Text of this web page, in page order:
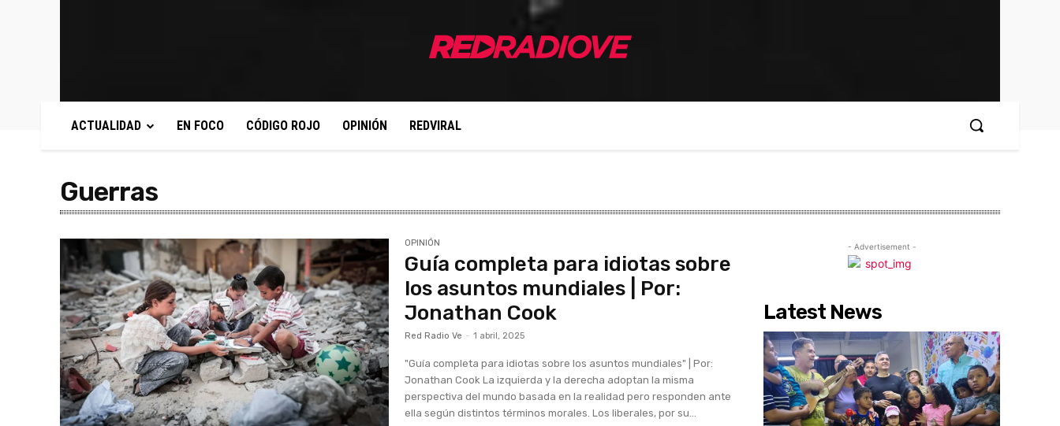
ACTUALIDAD EN FOCO CÓDIGO ROJO OPINIÓN REDVIRAL
Guerras
OPINIÓN
Guía completa para idiotas sobre
los asuntos mundiales | Por:
Jonathan Cook
Red Radio Ve - 1 abril, 2025
"Guía completa para idiotas sobre los asuntos mundiales" | Por:
Jonathan Cook La izquierda y la derecha adoptan la misma
perspectiva del mundo basada en la realidad pero responden ante
ella según distintos términos morales. Los liberales, por su...
- Advertisement -
Latest News